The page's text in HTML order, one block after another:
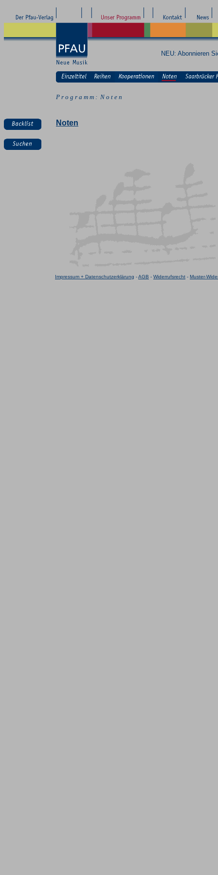
NEU: Abonnieren
P r o g r a m m : N o t e n
Noten
Impressum + Datenschutzerklärung -AGB - Widerrufsrecht - Muster-